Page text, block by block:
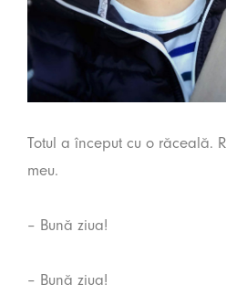
Totul a început cu o răceală.
meu.
– Bună ziua!
– Bună ziua!